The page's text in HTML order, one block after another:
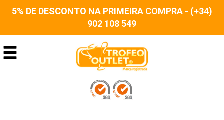
5% DE DESCONTO NA PRIMEIRA COMPRA - (+34)
902 108 549